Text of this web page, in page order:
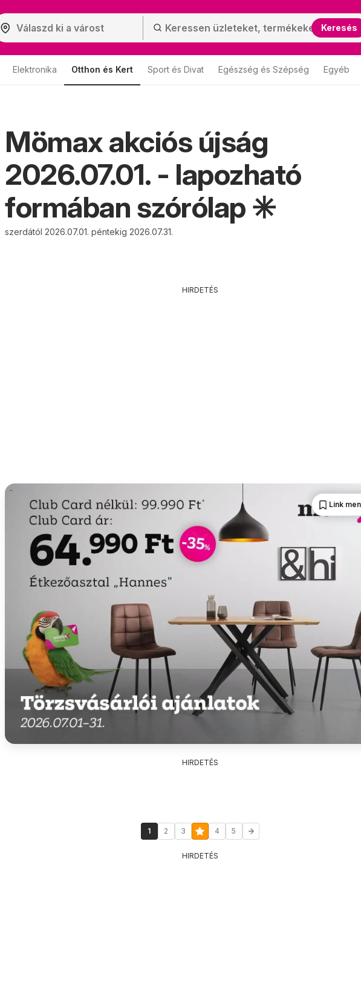
Keresés
Elektronika Otthon és Kert Sport és Divat Egészség és Szépség Egyéb
Mömax akciós újság
2026.07.01. - lapozható
formában szórólap ✳️
szerdától 2026.07.01. péntekig 2026.07.31.
HIRDETÉS
Link
HIRDETÉS
1 2 3 4 5
HIRDETÉS